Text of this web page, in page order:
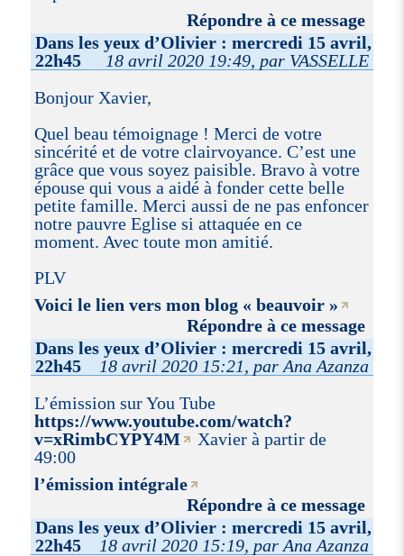
Répondre à ce message
Dans les yeux d’Olivier : mercredi 15 avril,
22h45
18 avril 2020 19:49, par VASSELLE
Bonjour Xavier,
Quel beau témoignage ! Merci de votre
sincérité et de votre clairvoyance. C’est une
grâce que vous soyez paisible. Bravo à votre
épouse qui vous a aidé à fonder cette belle
petite famille. Merci aussi de ne pas enfoncer
notre pauvre Eglise si attaquée en ce
moment. Avec toute mon amitié.
PLV
Voici le lien vers mon blog « beauvoir »
Répondre à ce message
Dans les yeux d’Olivier : mercredi 15 avril,
22h45
18 avril 2020 15:21, par Ana Azanza
L’émission sur You Tube
https://www.youtube.com/watch?
v=xRimbCYPY4M
Xavier à partir de
49:00
l’émission intégrale
Répondre à ce message
Dans les yeux d’Olivier : mercredi 15 avril,
22h45
18 avril 2020 15:19, par Ana Azanza